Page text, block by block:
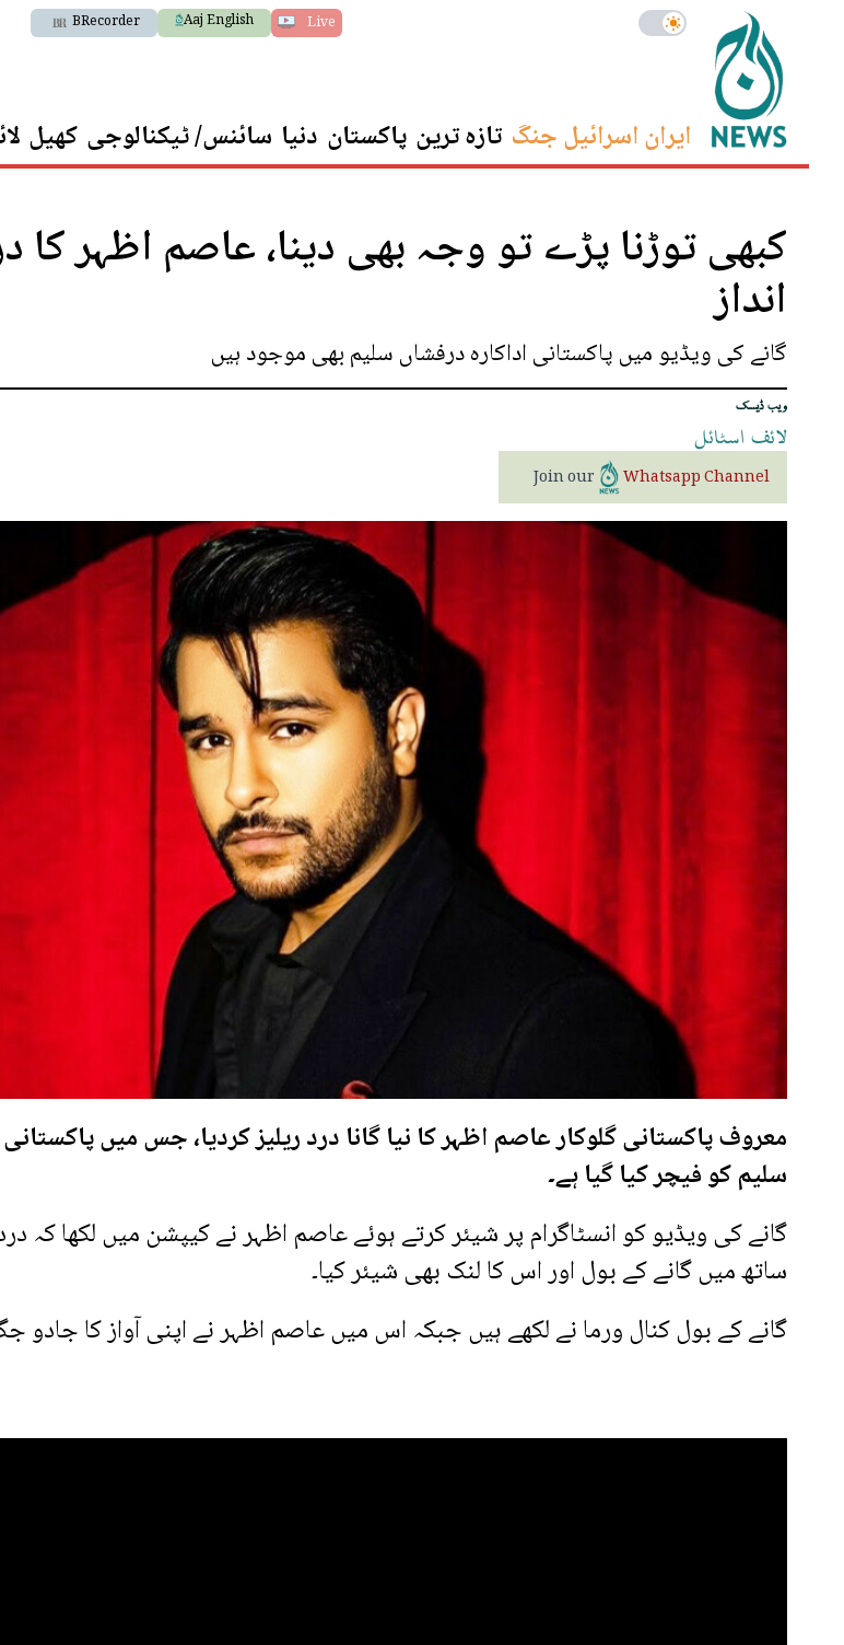
Live
Aaj English
BRecorder
ایران اسرائیل جنگ تازہ ترین پاکستان دنیا سائنس/ ٹیکنالوجی کھیل
کبھی توڑنا پڑے تو وجہ بھی دینا، عاصم اظہر کا
انداز
گانے کی ویڈیو میں پاکستانی اداکارہ درفشاں سلیم بھی موجود ہیں
ویب ڈیسک
لائف اسٹائل
Join our Whatsapp Channel
معروف پاکستانی گلوکار عاصم اظہر کا نیا گانا درد ریلیز کردیا، جس میں
سلیم کو فیچر کیا گیا ہے۔
گانے کی ویڈیو کو انسٹاگرام پر شیئر کرتے ہوئے عاصم اظہر نے کیپشن میں لکھا کہ درد
ساتھ میں گانے کے بول اور اس کا لنک بھی شیئر کیا۔
گانے کے بول کنال ورما نے لکھے ہیں جبکہ اس میں عاصم اظہر نے اپنی آواز کا جادو